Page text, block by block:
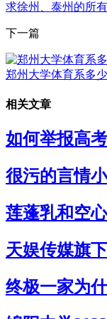
求徐州、泰州的所
下一篇
郑州大学体育系多
相关文章
如何举报高
很污的言情
莲蓬乳和空
天娱传媒旗
终极一家为